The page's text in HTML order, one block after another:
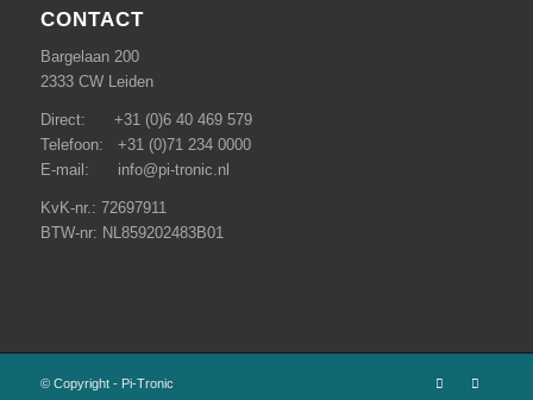
CONTACT
Bargelaan 200
2333 CW Leiden
Direct: +31 (0)6 40 469 579
Telefoon: +31 (0)71 234 0000
E-mail: info@pi-tronic.nl
KvK-nr.: 72697911
BTW-nr: NL859202483B01
© Copyright - Pi-Tronic